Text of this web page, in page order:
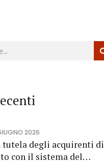
2026
tutela degli acquirenti di
con il sistema del